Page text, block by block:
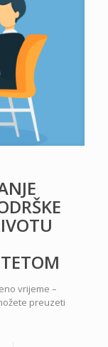
vrijeme –
preuzeti